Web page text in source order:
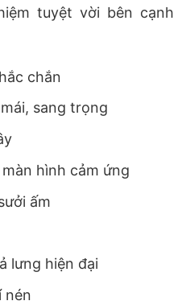
tuyệt vời bên cạnh
chắn
sang trọng
hình cảm ứng
ấm
lưng hiện đại
nén